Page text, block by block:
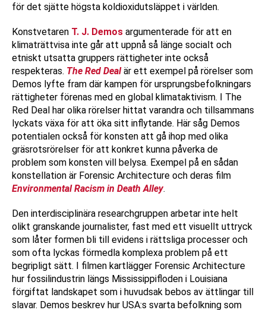
för det sjätte högsta koldioxidutsläppet i världen.
Konstvetaren T. J. Demos argumenterade för att en
klimaträttvisa inte går att uppnå så länge socialt och
etniskt utsatta gruppers rättigheter inte också
respekteras. The Red Dealär ett exempel på rörelser som
Demos lyfte fram där kampen för ursprungsbefolkningars
rättigheter förenas med en global klimataktivism. I The
Red Deal har olika rörelser hittat varandra och tillsammans
lyckats växa för att öka sitt inflytande. Här såg Demos
potentialen också för konsten att gå ihop med olika
gräsrotsrörelser för att konkret kunna påverka de
problem som konsten vill belysa. Exempel på en sådan
konstellation är Forensic Architecture och deras film
Environmental Racism in Death Alley.
Den interdisciplinära researchgruppen arbetar inte helt
olikt granskande journalister, fast med ett visuellt uttryck
som låter formen bli till evidens i rättsliga processer och
som ofta lyckas förmedla komplexa problem på ett
begripligt sätt. I filmen kartlägger Forensic Architecture
hur fossilindustrin längs Mississippifloden i Louisiana
förgiftat landskapet som i huvudsak bebos av ättlingar till
slavar. Demos beskrev hur USA:s svarta befolkning som